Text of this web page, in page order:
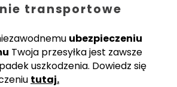
transportowe
ubezpieczeniu
Twoja przesyłka jest zawsze
uszkodzenia. Dowiedz się
tutaj.